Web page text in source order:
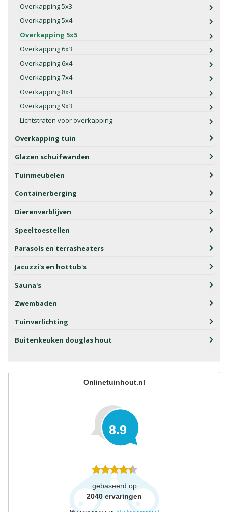
Overkapping 5x3
Overkapping 5x4
Overkapping 5x5
Overkapping 6x3
Overkapping 6x4
Overkapping 7x4
Overkapping 8x4
Overkapping 9x3
Lichtstraten voor overkapping
Overkapping tuin
Glazen schuifwanden
Tuinmeubelen
Containerberging
Dierenverblijven
Speeltoestellen
Parasols en terrasheaters
Jacuzzi's en hottub's
Sauna's
Zwembaden
Tuinverlichting
Buitenkeuken douglas hout
Onlinetuinhout.nl
8.9
gebaseerd op
2040 ervaringen